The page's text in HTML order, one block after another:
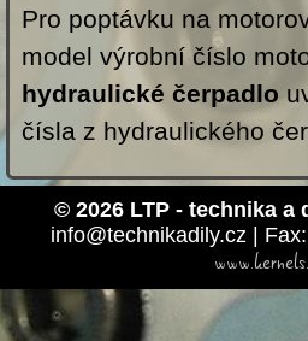
Pro poptávku na
model výrobní číslo
hydraulické čerpadlo
čísla z hydraulického
© 2026 LTP - technika a
info@technikadily.cz |